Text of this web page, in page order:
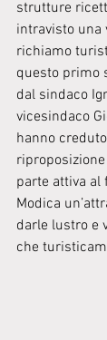
strutture
intravisto una
richiamo
questo primo
dal sindaco
vicesindaco
hanno
parte attiva
Modica
darle lustro e
che